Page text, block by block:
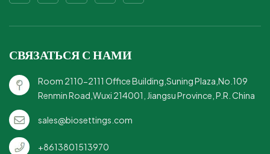
для путешествий: легкий и
минималистичный:
современный дизайн, который
дополнит любую
обстановку.Уменьшите
выбросы углекислого газа:
практичный выбор для тех, кто
стремится бережно относиться к
СВЯЗАТЬСЯ С НАМИ
Room 2110-2111 Office Building,Suning Plaza,No.109
Renmin Road,Wuxi 214001, Jiangsu Province, P.R. China
sales@biosettings.com
+8613801513970